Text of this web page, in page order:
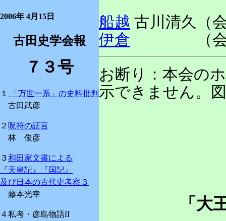
2006年 4月15日
古田史学会報
７３号
１
「万世一系」の史料批判
古田武彦
２ 呪符の証言
林 俊彦
３和田家文書による
『天皇記』『国記』
及び日本の古代史考察３
藤本光幸
４私考・彦島物語II
船越 古川清久（
伊倉 （会報
お断り：本会の
示できません。
「大